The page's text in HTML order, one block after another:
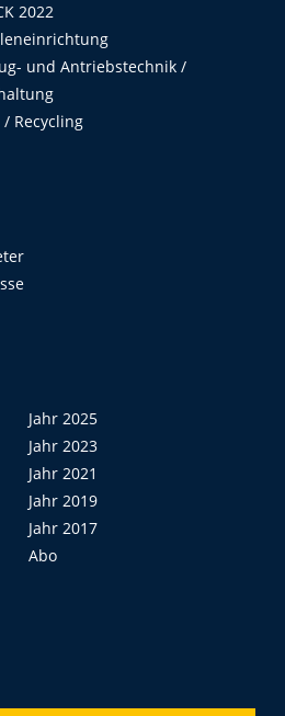
2022
und Antriebstechnik /
Recycling
Jahr 2025
Jahr 2023
Jahr 2021
Jahr 2019
Jahr 2017
Abo